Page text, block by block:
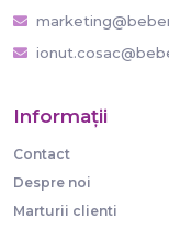
Informaţii
Contact
Despre noi
Marturii clienti